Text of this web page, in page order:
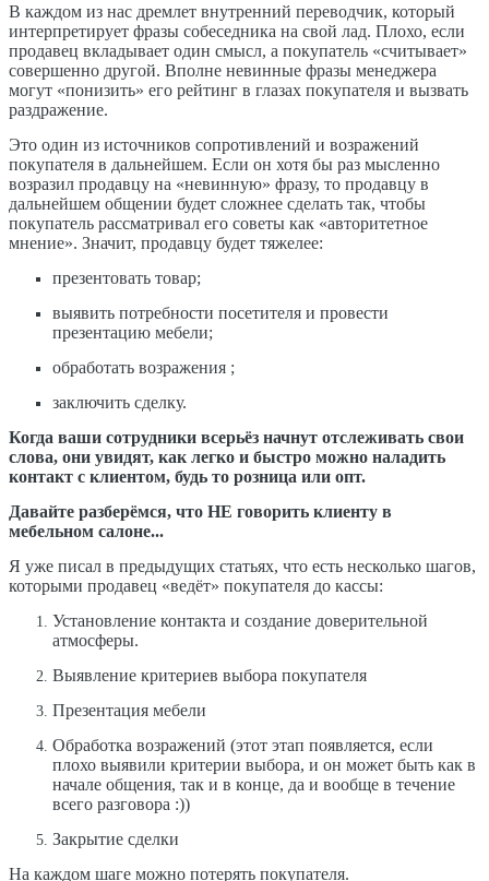
В каждом из нас дремлет внутренний переводчик, который
интерпретирует фразы собеседника на свой лад. Плохо, если
продавец вкладывает один смысл, а покупатель «считывает»
совершенно другой. Вполне невинные фразы менеджера
могут «понизить» его рейтинг в глазах покупателя и вызвать
раздражение.
Это один из источников сопротивлений и возражений
покупателя в дальнейшем. Если он хотя бы раз мысленно
возразил продавцу на «невинную» фразу, то продавцу в
дальнейшем общении будет сложнее сделать так, чтобы
покупатель рассматривал его советы как «авторитетное
мнение». Значит, продавцу будет тяжелее:
презентовать товар;
выявить потребности посетителя и провести
презентацию мебели;
обработать возражения ;
заключить сделку.
Когда ваши сотрудники всерьёз начнут отслеживать свои
слова, они увидят, как легко и быстро можно наладить
контакт с клиентом, будь то розница или опт.
Давайте разберёмся, что НЕ говорить клиенту в
мебельном салоне...
Я уже писал в предыдущих статьях, что есть несколько шагов,
которыми продавец «ведёт» покупателя до кассы:
Установление контакта и создание доверительной
атмосферы.
Выявление критериев выбора покупателя
Презентация мебели
Обработка возражений (этот этап появляется, если
плохо выявили критерии выбора, и он может быть как в
начале общения, так и в конце, да и вообще в течение
всего разговора :))
Закрытие сделки
На каждом шаге можно потерять покупателя.